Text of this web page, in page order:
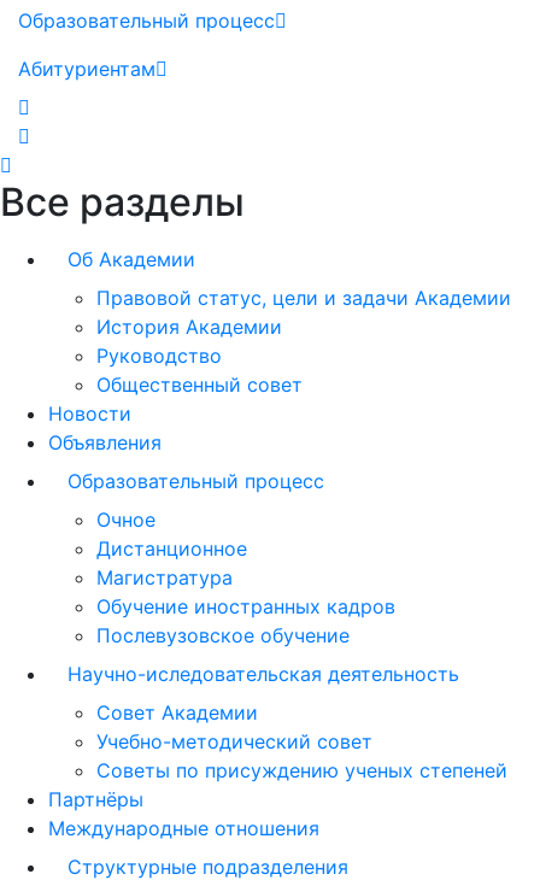
Образовательный процесс
Абитуриентам
Все разделы
Об Академии
Правовой статус, цели и задачи Академии
История Академии
Руководство
Общественный совет
Новости
Объявления
Образовательный процесс
Очное
Дистанционное
Магистратура
Обучение иностранных кадров
Послевузовское обучение
Научно-иследовательская деятельность
Совет Академии
Учебно-методический совет
Советы по присуждению ученых степеней
Партнёры
Международные отношения
Структурные подразделения